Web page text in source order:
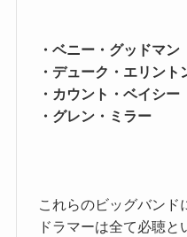
・ベニー・グッドマン
・デューク・エリント
・カウント・ベイシー
・グレン・ミラー
これらのビッグバンド
ドラマーは全て必聴と